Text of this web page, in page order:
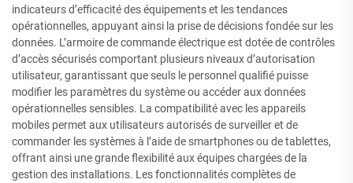
indicateurs d’efficacité des équipements et les tendances
opérationnelles, appuyant ainsi la prise de décisions fondée sur les
données. L’armoire de commande électrique est dotée de contrôles
d’accès sécurisés comportant plusieurs niveaux d’autorisation
utilisateur, garantissant que seuls le personnel qualifié puisse
modifier les paramètres du système ou accéder aux données
opérationnelles sensibles. La compatibilité avec les appareils
mobiles permet aux utilisateurs autorisés de surveiller et de
commander les systèmes à l’aide de smartphones ou de tablettes,
offrant ainsi une grande flexibilité aux équipes chargées de la
gestion des installations. Les fonctionnalités complètes de